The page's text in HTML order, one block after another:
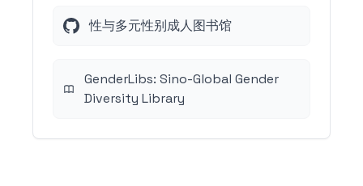
性与多元性别成人图书馆
GenderLibs: Sino-Global Gender
Diversity Library